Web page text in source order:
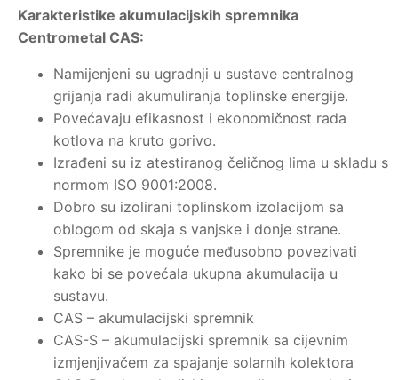
Karakteristike akumulacijskih spremnika
Centrometal CAS:
Namijenjeni su ugradnji u sustave centralnog
grijanja radi akumuliranja toplinske energije.
Povećavaju efikasnost i ekonomičnost rada
kotlova na kruto gorivo.
Izrađeni su iz atestiranog čeličnog lima u skladu s
normom ISO 9001:2008.
Dobro su izolirani toplinskom izolacijom sa
oblogom od skaja s vanjske i donje strane.
Spremnike je moguće međusobno povezivati
kako bi se povećala ukupna akumulacija u
sustavu.
CAS – akumulacijski spremnik
CAS-S – akumulacijski spremnik sa cijevnim
izmjenjivačem za spajanje solarnih kolektora